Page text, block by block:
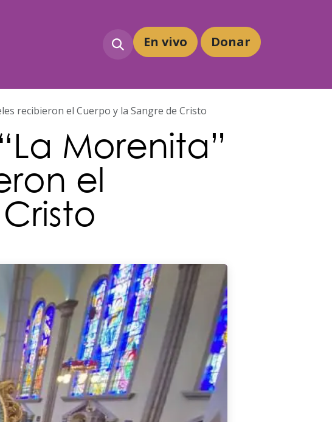
En vivo Donar
recibieron el Cuerpo y la Sangre de Cristo
Morenita”
el